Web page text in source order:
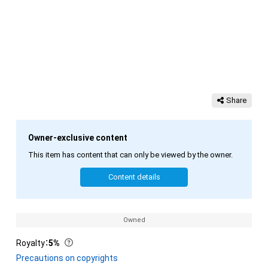
Share
Owner-exclusive content
This item has content that can only be viewed by the owner.
Content details
Owned
Royalty：5%
Precautions on copyrights